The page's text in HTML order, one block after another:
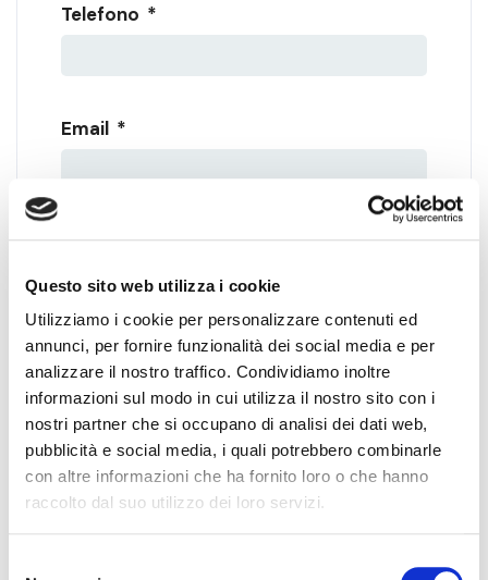
Questo sito web utilizza i cookie
Utilizziamo i cookie per personalizzare contenuti ed
annunci, per fornire funzionalità dei social media e per
analizzare il nostro traffico. Condividiamo inoltre
informazioni sul modo in cui utilizza il nostro sito con i
nostri partner che si occupano di analisi dei dati web,
pubblicità e social media, i quali potrebbero combinarle
con altre informazioni che ha fornito loro o che hanno
raccolto dal suo utilizzo dei loro servizi.
Telefono *
Email *
Città*
Messaggio*